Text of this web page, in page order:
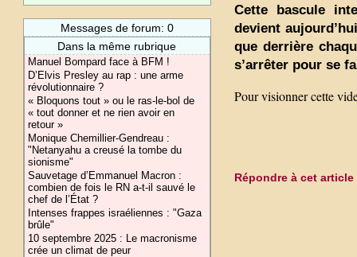
Messages de forum: 0
Dans la même rubrique
Manuel Bompard face à BFM !
D’Elvis Presley au rap : une arme
révolutionnaire ?
« Bloquons tout » ou le ras-le-bol de
« tout donner et ne rien avoir en
retour »
Monique Chemillier-Gendreau :
"Netanyahu a creusé la tombe du
sionisme"
Sauvetage d’Emmanuel Macron :
combien de fois le RN a-t-il sauvé le
chef de l’État ?
Intenses frappes israéliennes : "Gaza
brûle"
10 septembre 2025 : Le macronisme
crée un climat de peur
Cette bascule
devient
que derrière
s’arrêter pour se
Pour visionner cette
Répondre à cet article